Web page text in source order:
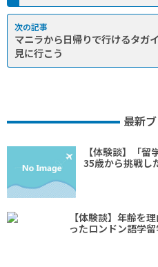
マニラから日帰りで行けるタガ
見に行こう
最新
【体験談】「留
35歳から挑戦し
【体験談】年齢を
ったロンドン語学